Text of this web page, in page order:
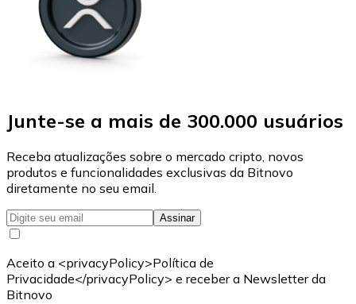
Junte-se a mais de 300.000 usuários
Receba atualizações sobre o mercado cripto, novos
produtos e funcionalidades exclusivas da Bitnovo
diretamente no seu email.
Assinar
Aceito a <privacyPolicy>Política de
Privacidade</privacyPolicy> e receber a Newsletter da
Bitnovo